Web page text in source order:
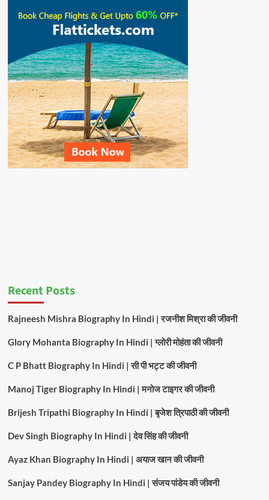
Recent Posts
Rajneesh Mishra Biography In Hindi | रजनीश मिश्रा की जीवनी
Glory Mohanta Biography In Hindi | ग्लोरी मोहंता की जीवनी
C P Bhatt Biography In Hindi | सी पी भट्ट की जीवनी
Manoj Tiger Biography In Hindi | मनोज टाइगर की जीवनी
Brijesh Tripathi Biography In Hindi | बृजेश त्रिपाठी की जीवनी
Dev Singh Biography In Hindi | देव सिंह की जीवनी
Ayaz Khan Biography In Hindi | अयाज खान की जीवनी
Sanjay Pandey Biography In Hindi | संजय पांडेय की जीवनी